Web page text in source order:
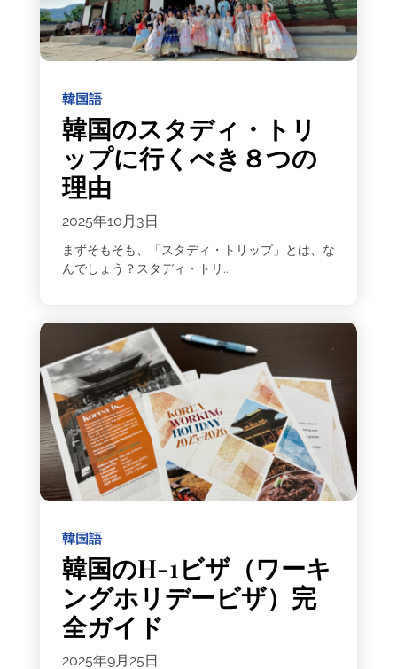
韓国語
韓国のスタディ・トリ
ップに行くべき８つの
理由
2025年10月3日
まずそもそも、「スタディ・トリップ」とは、な
んでしょう？スタディ・トリ...
韓国語
韓国のH-1ビザ（ワーキ
ングホリデービザ）完
全ガイド
2025年9月25日